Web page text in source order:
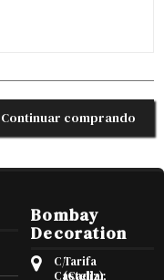
Continuar comprando
Bombay
Decoration
C/
Castellar
Tarifa
(Cadiz),